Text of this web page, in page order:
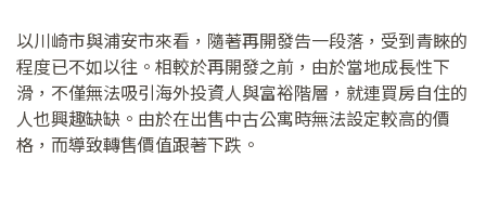
以川崎市與浦安市來看，隨著再開發告一段落，受到青睞的
程度已不如以往。相較於再開發之前，由於當地成長性下
滑，不僅無法吸引海外投資人與富裕階層，就連買房自住的
人也興趣缺缺。由於在出售中古公寓時無法設定較高的價
格，而導致轉售價值跟著下跌。